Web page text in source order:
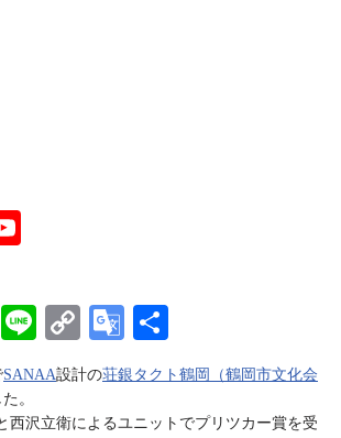
b
e
C
a
n
e
Fa Li
ne
C
op
y
Li
G
oo
gl
e
有
SANAA設計の荘銀タクト鶴岡（鶴岡市文化会
。
西沢立衛によるユニットでプリツカー賞を受